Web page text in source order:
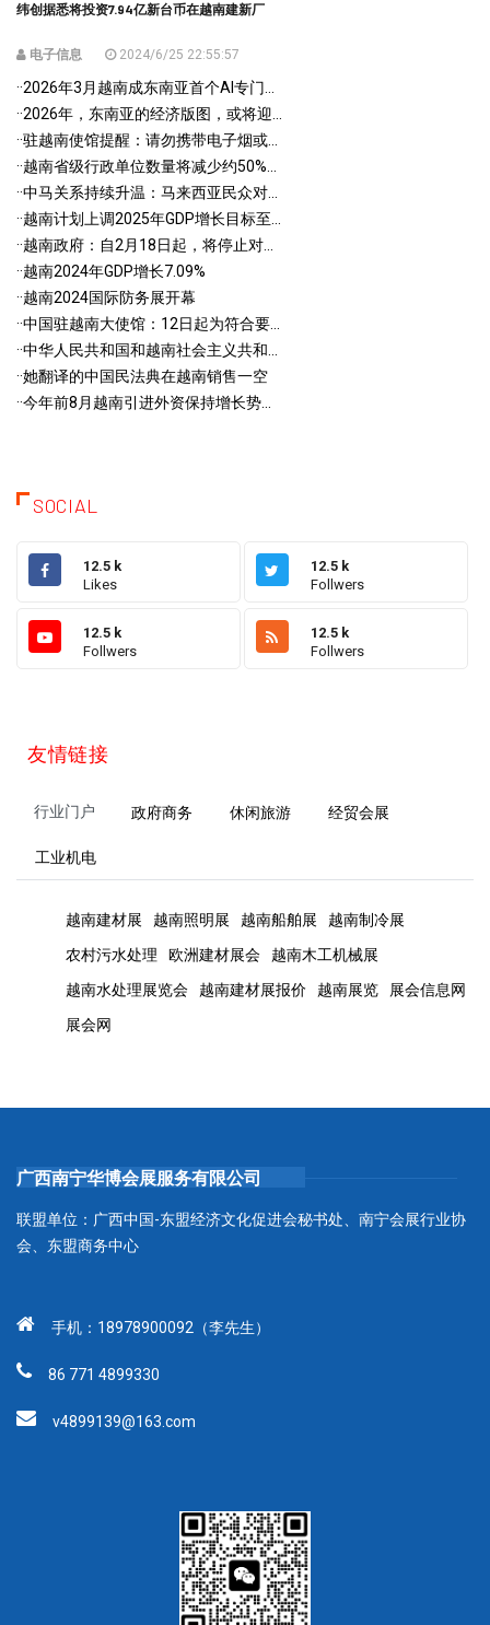
纬创据悉将投资7.94亿新台币在越南建新厂
电子信息 2024/6/25 22:55:57
··2026年3月越南成东南亚首个AI专门...
··2026年，东南亚的经济版图，或将迎...
··驻越南使馆提醒：请勿携带电子烟或...
··越南省级行政单位数量将减少约50%...
··中马关系持续升温：马来西亚民众对...
··越南计划上调2025年GDP增长目标至...
··越南政府：自2月18日起，将停止对...
··越南2024年GDP增长7.09%
··越南2024国际防务展开幕
··中国驻越南大使馆：12日起为符合要...
··中华人民共和国和越南社会主义共和...
··她翻译的中国民法典在越南销售一空
··今年前8月越南引进外资保持增长势...
SOCIAL
12.5 k
Likes
12.5 k
Follwers
12.5 k
Follwers
12.5 k
Follwers
友情链接
行业门户 政府商务 休闲旅游 经贸会展
工业机电
越南建材展 越南照明展 越南船舶展
越南制冷展
农村污水处理
欧洲建材展会
越南木工机械展
越南水处理展览会
越南建材展报价 越南展览
展会信息网
展会网
广西南宁华博会展服务有限公司
联盟单位：广西中国-东盟经济文化促进会秘书处、南宁会展行业协
会、东盟商务中心
手机：18978900092（李先生）
86 771 4899330
v4899139@163.com